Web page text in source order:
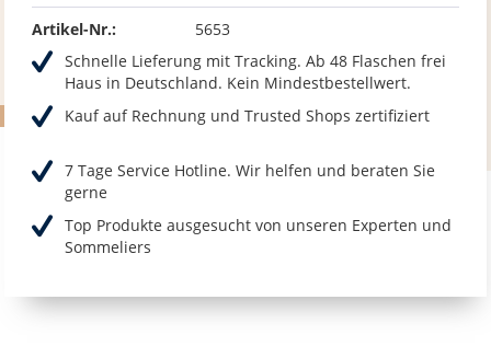
Artikel-Nr.:
5653
Schnelle Lieferung mit Tracking. Ab 48 Flaschen frei
Haus in Deutschland. Kein Mindestbestellwert.
Kauf auf Rechnung und Trusted Shops zertifiziert
7 Tage Service Hotline. Wir helfen und beraten Sie
gerne
Top Produkte ausgesucht von unseren Experten und
Sommeliers